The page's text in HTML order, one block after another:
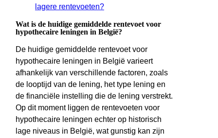
lagere rentevoeten?
Wat is de huidige gemiddelde rentevoet voor
hypothecaire leningen in België?
De huidige gemiddelde rentevoet voor
hypothecaire leningen in België varieert
afhankelijk van verschillende factoren, zoals
de looptijd van de lening, het type lening en
de financiële instelling die de lening verstrekt.
Op dit moment liggen de rentevoeten voor
hypothecaire leningen echter op historisch
lage niveaus in België, wat gunstig kan zijn